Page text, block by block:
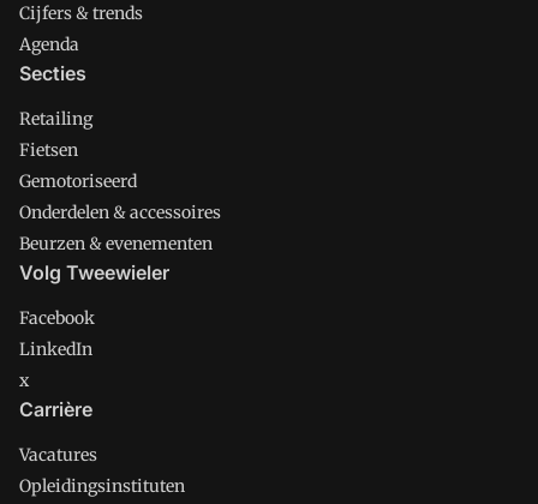
Cijfers & trends
Agenda
Secties
Retailing
Fietsen
Gemotoriseerd
Onderdelen & accessoires
Beurzen & evenementen
Volg Tweewieler
Facebook
LinkedIn
x
Carrière
Vacatures
Opleidingsinstituten